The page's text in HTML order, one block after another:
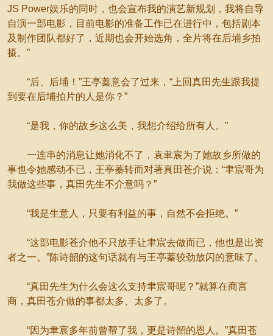
JS Power娱乐的同时，也会宣布我的演艺新规划，我将自导
自演一部电影，目前电影的准备工作已在进行中，包括剧本
及制作团队都好了，近期也会开始选角，全片将在后埔乡拍
摄。”
“后、后埔！”王亭蓁意会了过来，“上回真田先生跟我提
到要在后埔拍片的人是你？”
“是我，你的故乡这么美，我想介绍给所有人。”
一连串的消息让她消化不了，袁聿宸为了她故乡所做的
事也令她感动不已，王亭蓁转而对著真田苍介说：“聿宸哥为
我做这些事，真田先生不介意吗？”
“我是生意人，只要有利益的事，自然不会拒绝。”
“这部电影苍介他不只放手让聿宸去做而已，他也是出资
者之一。”陈诗韶的这句话就有与王亭蓁较劲放闪的意味了。
“真田先生为什么会这么支持聿宸哥呢？”就算在商言
商，真田苍介做的事都太多、太多了。
“因为聿宸多年前曾帮了我，更是诗韶的恩人。”真田苍